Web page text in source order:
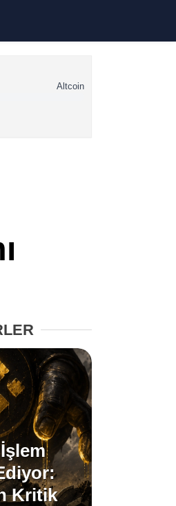
Stablecoin Haberleri
Facebook
Instagram
Altcoin
Kritik